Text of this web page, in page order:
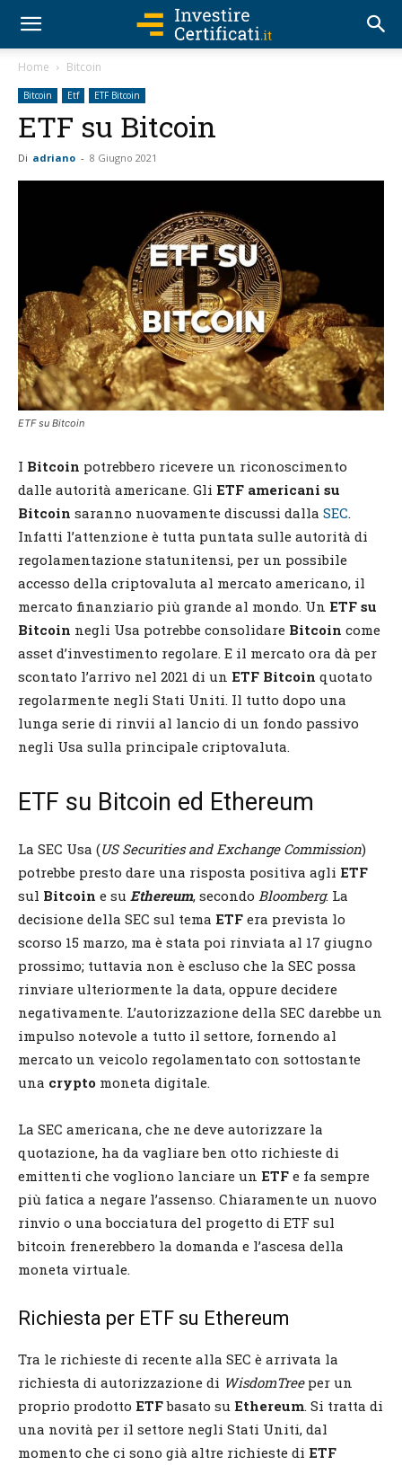
Home Bitcoin
Bitcoin Etf ETF Bitcoin
ETF su Bitcoin
Di adriano - 8 Giugno 2021
ETF su Bitcoin
I Bitcoin potrebbero ricevere un riconoscimento
dalle autorità americane. Gli ETF americani su
Bitcoin saranno nuovamente discussi dalla SEC.
Infatti l’attenzione è tutta puntata sulle autorità di
regolamentazione statunitensi, per un possibile
accesso della criptovaluta al mercato americano, il
mercato finanziario più grande al mondo. Un ETF su
Bitcoin negli Usa potrebbe consolidare Bitcoin come
asset d’investimento regolare. E il mercato ora dà per
scontato l’arrivo nel 2021 di un ETF Bitcoin quotato
regolarmente negli Stati Uniti. Il tutto dopo una
lunga serie di rinvii al lancio di un fondo passivo
negli Usa sulla principale criptovaluta.
ETF su Bitcoin ed Ethereum
La SEC Usa (US Securities and Exchange Commission)
potrebbe presto dare una risposta positiva agli ETF
sul Bitcoin e su Ethereum, secondo Bloomberg. La
decisione della SEC sul tema ETF era prevista lo
scorso 15 marzo, ma è stata poi rinviata al 17 giugno
prossimo; tuttavia non è escluso che la SEC possa
rinviare ulteriormente la data, oppure decidere
negativamente. L’autorizzazione della SEC darebbe un
impulso notevole a tutto il settore, fornendo al
mercato un veicolo regolamentato con sottostante
una crypto moneta digitale.
La SEC americana, che ne deve autorizzare la
quotazione, ha da vagliare ben otto richieste di
emittenti che vogliono lanciare un ETF e fa sempre
più fatica a negare l’assenso. Chiaramente un nuovo
rinvio o una bocciatura del progetto di ETF sul
bitcoin frenerebbero la domanda e l’ascesa della
moneta virtuale.
Richiesta per ETF su Ethereum
Tra le richieste di recente alla SEC è arrivata la
richiesta di autorizzazione di WisdomTreeper un
proprio prodotto ETFbasato su Ethereum. Si tratta di
una novità per il settore negli Stati Uniti, dal
momento che ci sono già altre richieste di ETF